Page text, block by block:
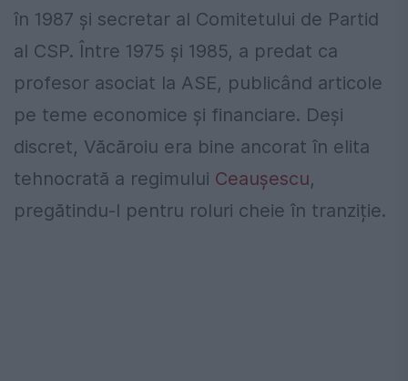
în 1987 și secretar al Comitetului de Partid
al CSP. Între 1975 și 1985, a predat ca
profesor asociat la ASE, publicând articole
pe teme economice și financiare. Deși
discret, Văcăroiu era bine ancorat în elita
tehnocrată a regimului Ceaușescu,
pregătindu-l pentru roluri cheie în tranziție.